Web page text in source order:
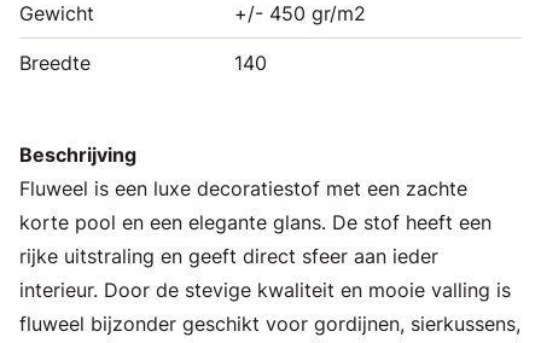
Gewicht +/- 450 gr/m2
Breedte 140
Beschrijving
Fluweel is een luxe decoratiestof met een zachte
korte pool en een elegante glans. De stof heeft een
rijke uitstraling en geeft direct sfeer aan ieder
interieur. Door de stevige kwaliteit en mooie valling is
fluweel bijzonder geschikt voor gordijnen, sierkussens,